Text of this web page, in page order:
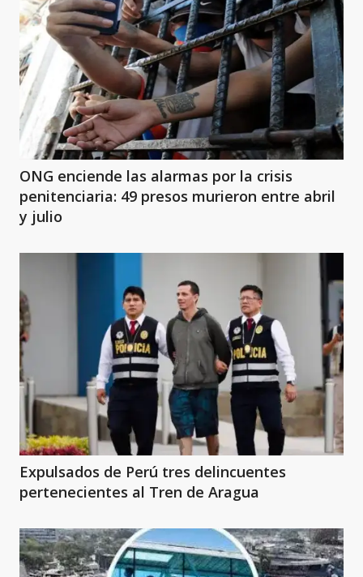
ONG enciende las alarmas por la crisis
penitenciaria: 49 presos murieron entre abril
y julio
Expulsados de Perú tres delincuentes
pertenecientes al Tren de Aragua